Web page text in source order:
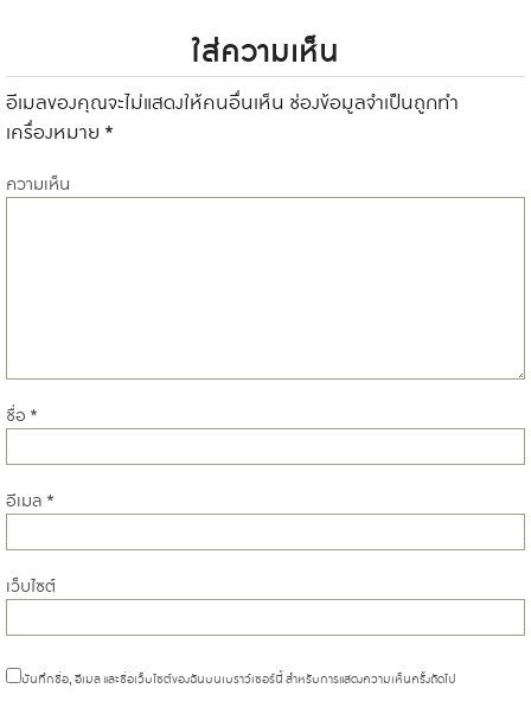
ใส่ความเห็น
อีเมลของคุณจะไม่แสดงให้คนอื่นเห็น ช่องข้อมูลจำเป็นถูกทำ
เครื่องหมาย *
ความเห็น
ชื่อ *
อีเมล *
เว็บไซต์
บันทึกชื่อ, อีเมล และชื่อเว็บไซต์ของฉันบนเบราว์เซอร์นี้ สำหรับการแสดงความเห็นครั้งถัดไป